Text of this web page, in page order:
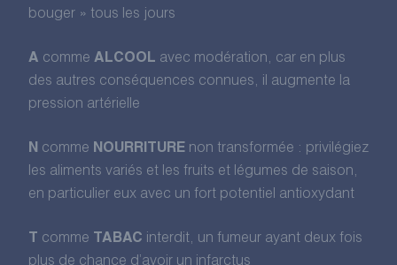
bouger » tous les jours
A comme ALCOOL avec modération, car en plus
des autres conséquences connues, il augmente la
pression artérielle
N comme NOURRITURE non transformée : privilégiez
les aliments variés et les fruits et légumes de saison,
en particulier eux avec un fort potentiel antioxydant
T comme TABAC interdit, un fumeur ayant deux fois
plus de chance d’avoir un infarctus